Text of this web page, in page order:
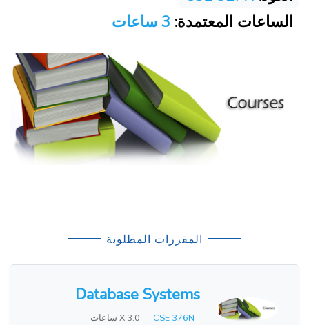
الساعات المعتمدة:
المقررات المطلوبة
Database Systems
CSE 376N X 3.0 ساعات